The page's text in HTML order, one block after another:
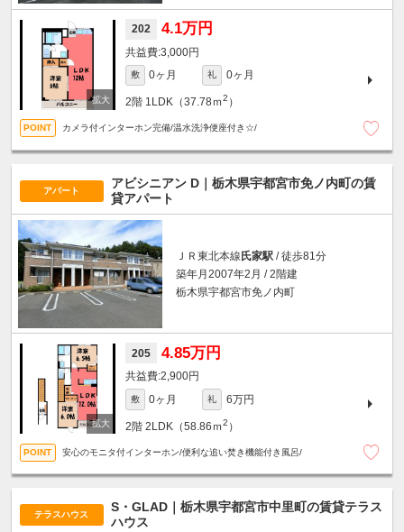
202 4.1万円
3,000円
敷 0ヶ月 礼 0ヶ月
2階 1LDK（37.78ｍ2 ）
カメラ付インターホン完備/温水洗浄便座付き☆/
アパート
アビシニアン D｜栃木県宇都宮市免ノ内町の賃
貸アパート
ＪＲ東北本線氏家駅 / 徒歩81分
築年月2007年2月 / 2階建
栃木県宇都宮市免ノ内町
205 4.85万円
2,900円
敷 0ヶ月 礼 6万円
2階 2LDK（58.86ｍ2 ）
安心のモニタ付インターホン/便利な追い焚き機能付き風呂/
テラスハウス
S・GLAD｜栃木県宇都宮市中里町の賃貸テラス
ハウス